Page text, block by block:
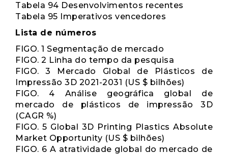
Tabela 94 Desenvolvimentos recentes
Tabela 95 Imperativos vencedores
Lista de números
FIGO. 1 Segmentação de mercado
FIGO. 2 Linha do tempo da pesquisa
FIGO. 3 Mercado Global de Plásticos de
Impressão 3D 2021-2031 (US $ bilhões)
FIGO. 4 Análise geográfica global de
mercado de plásticos de impressão 3D
(CAGR %)
FIGO. 5 Global 3D Printing Plastics Absolute
Market Opportunity (US $ bilhões)
FIGO. 6 A atratividade global do mercado de